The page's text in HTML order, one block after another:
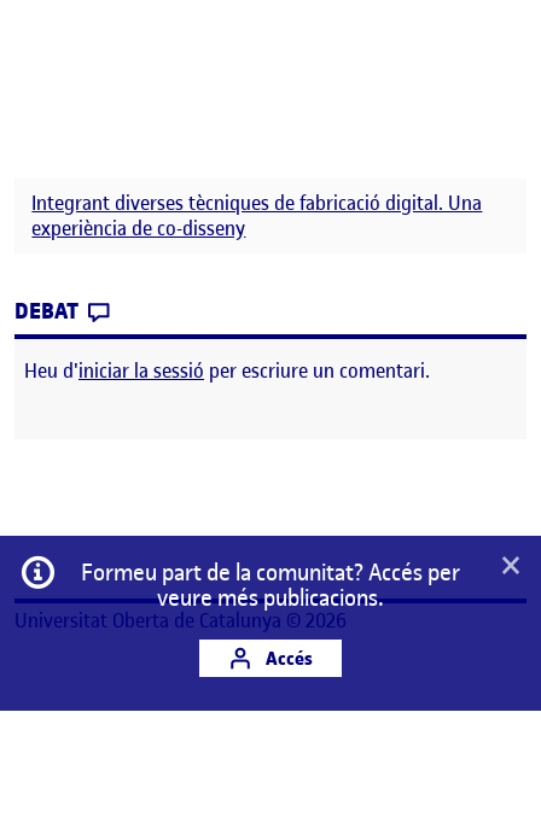
Integrant diverses tècniques de fabricació digital. Una
experiència de co-disseny
DEBAT
Heu d'iniciar la sessió per escriure un comentari.
Informació
Formeu part de la comunitat? Accés per
veure més publicacions.
Accés
×
Universitat Oberta de Catalunya © 2026